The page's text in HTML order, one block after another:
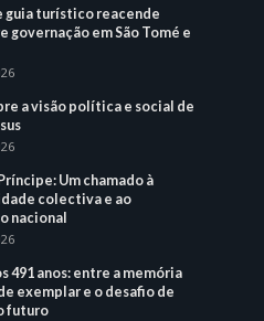
guia turístico reacende
governação em São Tomé e
a visão política e social de
Um chamado à
colectiva e ao
nacional
491 anos: entre a memória
exemplar e o desafio de
futuro